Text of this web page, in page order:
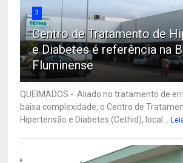
3
Centro de Tratamento de
e Diabetes é referência na
Fluminense
QUEIMADOS - Aliado no tratamento de
baixa complexidade, o Centro de
Hipertensão e Diabetes (Cethid), local...